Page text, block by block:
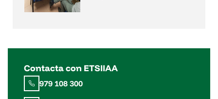
Contacta con ETSIIAA
979 108 300